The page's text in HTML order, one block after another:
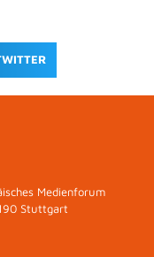
Medienforum
Stuttgart